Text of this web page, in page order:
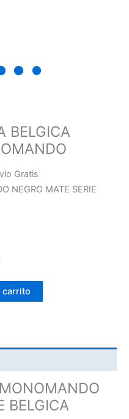
BELGICA
Gratis
NEGRO MATE SERIE
carrito
BELGICA